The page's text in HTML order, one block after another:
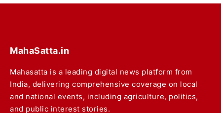
MahaSatta.in
Mahasatta is a leading digital news platform from
India, delivering comprehensive coverage on local
and national events, including agriculture, politics,
and public interest stories.